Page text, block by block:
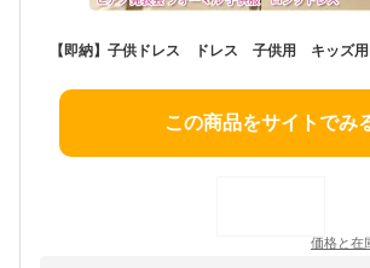
この商品をサイトでみ
価格と在